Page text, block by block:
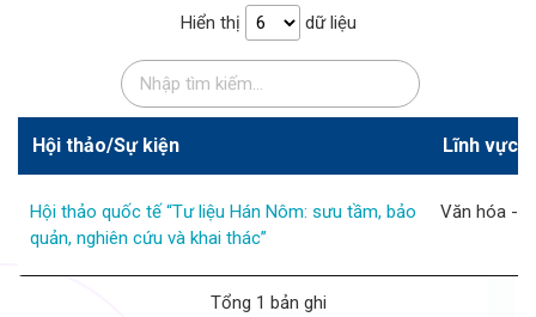
Hiển thị dữ liệu
Hội thảo/Sự kiện Lĩnh vực
Hội thảo quốc tế “Tư liệu Hán Nôm: sưu tầm, bảo
quản, nghiên cứu và khai thác”
Văn hóa -
Tổng 1 bản ghi